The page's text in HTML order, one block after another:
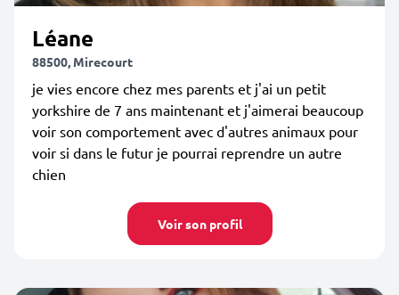
Léane
88500, Mirecourt
je vies encore chez mes parents et j'ai un petit
yorkshire de 7 ans maintenant et j'aimerai beaucoup
voir son comportement avec d'autres animaux pour
voir si dans le futur je pourrai reprendre un autre
chien
Voir son profil